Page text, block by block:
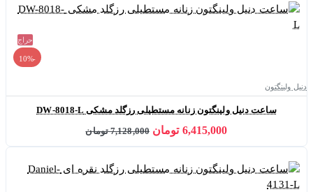
حراج
-10%
دنیل ولینگتون
ساعت دنیل ولینگتون زنانه مستطیلی رزگلد مشکی DW-8018-L
6,415,000 تومان 7,128,000 تومان